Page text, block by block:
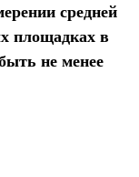
средней
площадках в
не менее